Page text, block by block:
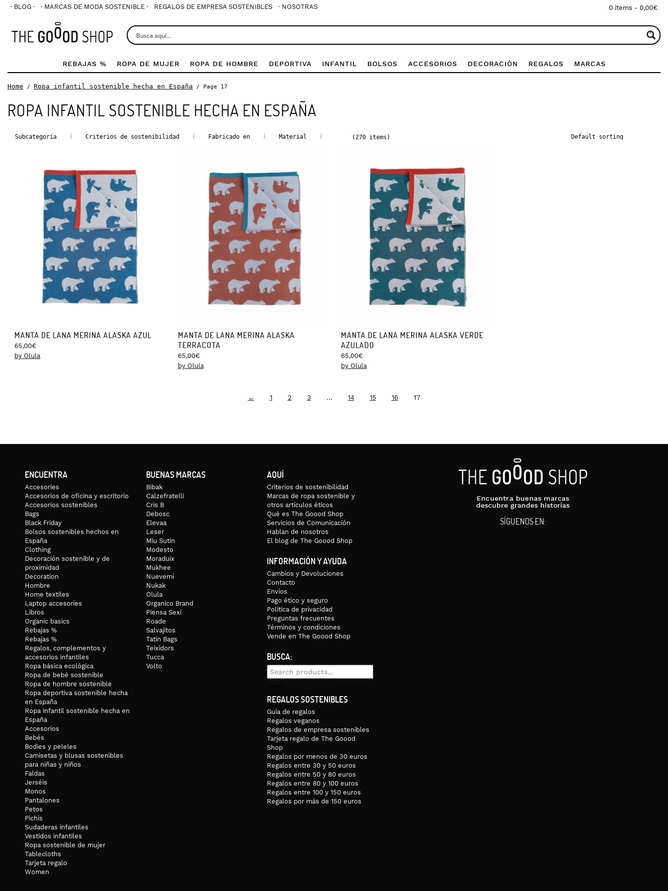
· BLOG · · MARCAS DE MODA SOSTENIBLE · REGALOS DE EMPRESA SOSTENIBLES · NOSOTRAS 0 items - 0,00€
REBAJAS % ROPA DE MUJER ROPA DE HOMBRE DEPORTIVA INFANTIL BOLSOS ACCESORIOS DECORACIÓN REGALOS MARCAS
Home / Ropa infantil sostenible hecha en España / Page 17
ROPA INFANTIL SOSTENIBLE HECHA EN ESPAÑA
i
Subcategoría i
Criterios de sostenibilidad i
Fabricado en i
Material (270 items)
MANTA DE LANA MERINA ALASKA AZUL
65,00€
by Olula
MANTA DE LANA MERINA ALASKA
TERRACOTA
65,00€
by Olula
MANTA DE LANA MERINA ALASKA VERDE
AZULADO
65,00€
by Olula
← 1 2 3 … 14 15 16 17
ENCUENTRA
Accesories
Accesorios de oficina y escritorio
Accesorios sostenibles
Bags
Black Friday
Bolsos sostenibles hechos en
España
Clothing
Decoración sostenible y de
proximidad
Decoration
Hombre
Home textiles
Laptop accesories
Libros
Organic basics
Rebajas %
Rebajas %
Regalos, complementos y
accesorios infantiles
Ropa básica ecológica
Ropa de bebé sostenible
Ropa de hombre sostenible
Ropa deportiva sostenible hecha
en España
Ropa infantil sostenible hecha en
España
Accesorios
Bebés
Bodies y peleles
Camisetas y blusas sostenibles
para niñas y niños
Faldas
Jerséis
Monos
Pantalones
Petos
Pichis
Sudaderas infantiles
Vestidos infantiles
Ropa sostenible de mujer
Tablecloths
Tarjeta regalo
Women
BUENAS MARCAS
Bibak
Calzefratelli
Cris B
Debosc
Elevaa
Leser
Miu Sutin
Modesto
Moraduix
Mukhee
Nuevemí
Nukak
Olula
Organico Brand
Piensa Sexi
Roade
Salvajitos
Tatin Bags
Teixidors
Tucca
Volto
AQUÍ
Criterios de sostenibilidad
Marcas de ropa sostenible y
otros artículos éticos
Qué es The Goood Shop
Servicios de Comunicación
Hablan de nosotros
El blog de The Goood Shop
INFORMACIÓN Y AYUDA
Cambios y Devoluciones
Contacto
Envíos
Pago ético y seguro
Política de privacidad
Preguntas frecuentes
Términos y condiciones
Vende en The Goood Shop
BUSCA:
Search
REGALOS SOSTENIBLES
Guía de regalos
Regalos veganos
Regalos de empresa sostenibles
Tarjeta regalo de The Goood
Shop
Regalos por menos de 30 euros
Regalos entre 30 y 50 euros
Regalos entre 50 y 80 euros
Regalos entre 80 y 100 euros
Regalos entre 100 y 150 euros
Regalos por más de 150 euros
Encuentra buenas marcas
descubre grandes historias
SÍGUENOS EN: